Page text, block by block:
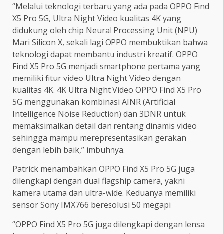
“Melalui teknologi terbaru yang ada pada OPPO Find
X5 Pro 5G, Ultra Night Video kualitas 4K yang
didukung oleh chip Neural Processing Unit (NPU)
Mari Silicon X, sekali lagi OPPO membuktikan bahwa
teknologi dapat membantu industri kreatif. OPPO
Find X5 Pro 5G menjadi smartphone pertama yang
memiliki fitur video Ultra Night Video dengan
kualitas 4K. 4K Ultra Night Video OPPO Find X5 Pro
5G menggunakan kombinasi AINR (Artificial
Intelligence Noise Reduction) dan 3DNR untuk
memaksimalkan detail dan rentang dinamis video
sehingga mampu merepresentasikan gerakan
dengan lebih baik,” imbuhnya.
Patrick menambahkan OPPO Find X5 Pro 5G juga
dilengkapi dengan dual flagship camera, yakni
kamera utama dan ultra-wide. Keduanya memiliki
sensor Sony IMX766 beresolusi 50 megapi
“OPPO Find X5 Pro 5G juga dilengkapi dengan lensa